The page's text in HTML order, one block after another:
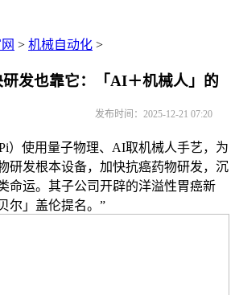
> 机械自动化 >
发也靠它：「AI＋机械人」的
发布时间：2025-12-21 07:20
使用量子物理、AI取机械人手艺，为
研发根本设备，加快抗癌药物研发，沉
命运。其子公司开辟的洋溢性胃癌新
尔」盖伦提名。”